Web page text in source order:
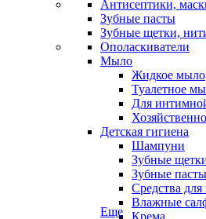
Антисептики,
Зубные пасты
Зубные щетки,
Ополаскиватели
Мыло
Жидкое мыло
Туалетное
Для
Детская гигиена
Шампуни
Зубные
Зубные пасты
Средства
Влажные
Крема
Еще